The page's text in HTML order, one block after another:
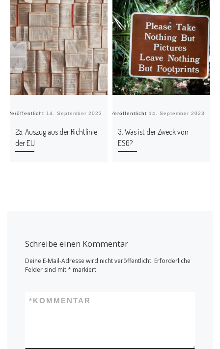
Veröffentlicht 14. September 2023
25. Auszug aus der Richtlinie
der EU
Veröffentlicht 14. September 2023
3. Was ist der Zweck von
ESG?
Schreibe einen Kommentar
Deine E-Mail-Adresse wird nicht veröffentlicht. Erforderliche
Felder sind mit* markiert
KOMMENTAR
*